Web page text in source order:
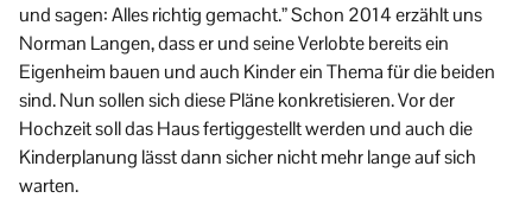
und sagen: Alles richtig gemacht.” Schon 2014 erzählt uns
Norman Langen, dass er und seine Verlobte bereits ein
Eigenheim bauen und auch Kinder ein Thema für die beiden
sind. Nun sollen sich diese Pläne konkretisieren. Vor der
Hochzeit soll das Haus fertiggestellt werden und auch die
Kinderplanung lässt dann sicher nicht mehr lange auf sich
warten.